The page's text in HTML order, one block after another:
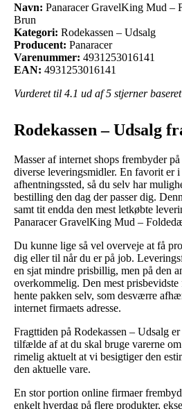
Navn: Panaracer GravelKing Mud –
Brun
Kategori: Rodekassen – Udsalg
Producent: Panaracer
Varenummer: 4931253016141
EAN: 4931253016141
Vurderet til 4.1 ud af 5 stjerner
Rodekassen – Udsalg
Masser af internet shops frembyder
diverse leveringsmidler. En favorit er
afhentningssted, så du selv har
bestilling den dag der passer dig.
samt tit endda den mest letkøbte
Panaracer GravelKing Mud –
Du kunne lige så vel overveje at få
dig eller til når du er på job.
en sjat mindre prisbillig, men på den
overkommelig. Den mest
hente pakken selv, som desværre
internet firmaets adresse.
Fragttiden på Rodekassen – Udsalg
tilfælde af at du skal bruge varerne
rimelig aktuelt at vi besigtiger den
den aktuelle vare.
En stor portion online firmaer
enkelt hverdag på flere produkter,